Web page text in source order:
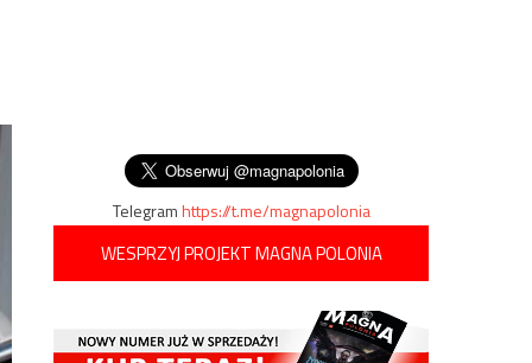
Telegramhttps://t.me/magnapolonia
WESPRZYJ PROJEKT MAGNA POLONIA